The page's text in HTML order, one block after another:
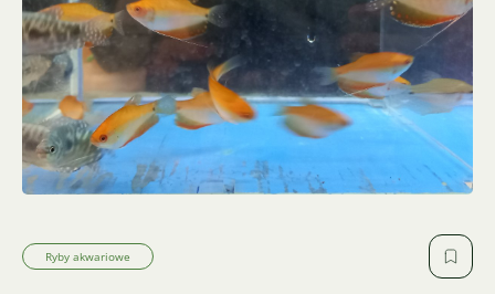
Ryby akwariowe